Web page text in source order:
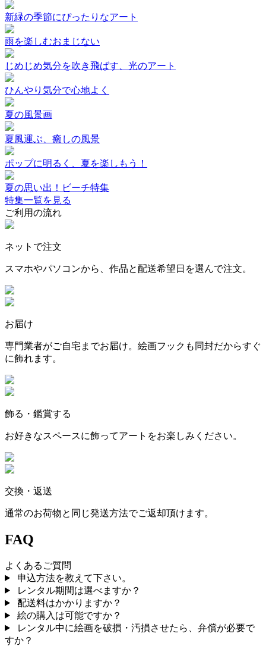
新緑の季節にぴったりなアート
雨を楽しむおまじない
じめじめ気分を吹き飛ばす、光のアート
ひんやり気分で心地よく
夏の風景画
夏風運ぶ、癒しの風景
ポップに明るく、夏を楽しもう！
夏の思い出！ビーチ特集
特集一覧を見る
ご利用の流れ
ネットで注文
スマホやパソコンから、作品と配送希望日を選んで注文。
お届け
専門業者がご自宅までお届け。絵画フックも同封だからすぐ
に飾れます。
飾る・鑑賞する
お好きなスペースに飾ってアートをお楽しみください。
交換・返送
通常のお荷物と同じ発送方法でご返却頂けます。
FAQ
よくあるご質問
申込方法を教えて下さい。
レンタル期間は選べますか？
配送料はかかりますか？
絵の購入は可能ですか？
レンタル中に絵画を破損・汚損させたら、弁償が必要で
すか？